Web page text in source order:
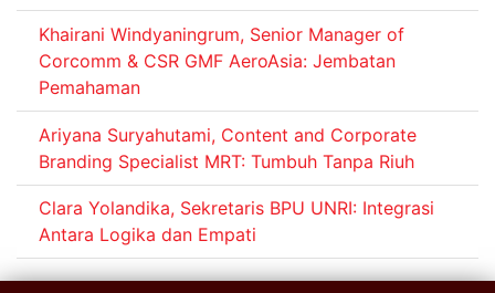
Khairani Windyaningrum, Senior Manager of
Corcomm & CSR GMF AeroAsia: Jembatan
Pemahaman
Ariyana Suryahutami, Content and Corporate
Branding Specialist MRT: Tumbuh Tanpa Riuh
Clara Yolandika, Sekretaris BPU UNRI: Integrasi
Antara Logika dan Empati